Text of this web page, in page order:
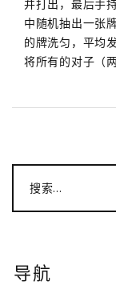
并打出，最后手
中随机抽出一张
的牌洗匀，平均
将所有的对子（
搜索...
导航